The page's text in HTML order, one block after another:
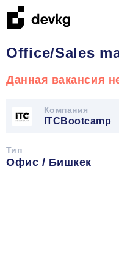
Office/Sales
Данная вакансия
Компания
ITCBootcamp
Тип
Офис / Бишкек